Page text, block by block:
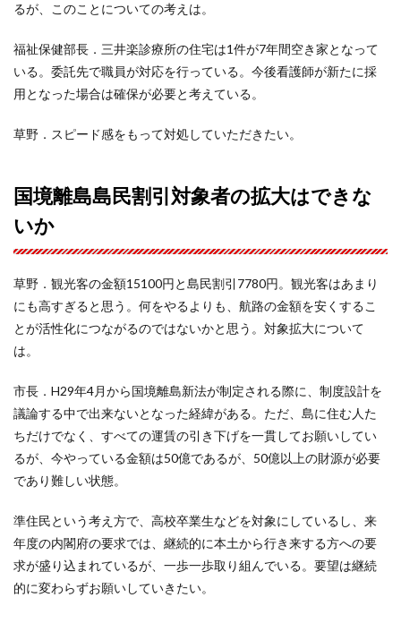
るが、このことについての考えは。
福祉保健部長．三井楽診療所の住宅は1件が7年間空き家となって
いる。委託先で職員が対応を行っている。今後看護師が新たに採
用となった場合は確保が必要と考えている。
草野．スピード感をもって対処していただきたい。
国境離島島民割引対象者の拡大はできな
いか
草野．観光客の金額15100円と島民割引7780円。観光客はあまり
にも高すぎると思う。何をやるよりも、航路の金額を安くするこ
とが活性化につながるのではないかと思う。対象拡大について
は。
市長．H29年4月から国境離島新法が制定される際に、制度設計を
議論する中で出来ないとなった経緯がある。ただ、島に住む人た
ちだけでなく、すべての運賃の引き下げを一貫してお願いしてい
るが、今やっている金額は50億であるが、50億以上の財源が必要
であり難しい状態。
準住民という考え方で、高校卒業生などを対象にしているし、来
年度の内閣府の要求では、継続的に本土から行き来する方への要
求が盛り込まれているが、一歩一歩取り組んでいる。要望は継続
的に変わらずお願いしていきたい。